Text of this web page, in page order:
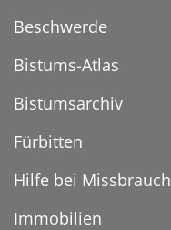
Beschwerde
Bistums-Atlas
Bistumsarchiv
Fürbitten
Hilfe bei Missbrauch
Immobilien